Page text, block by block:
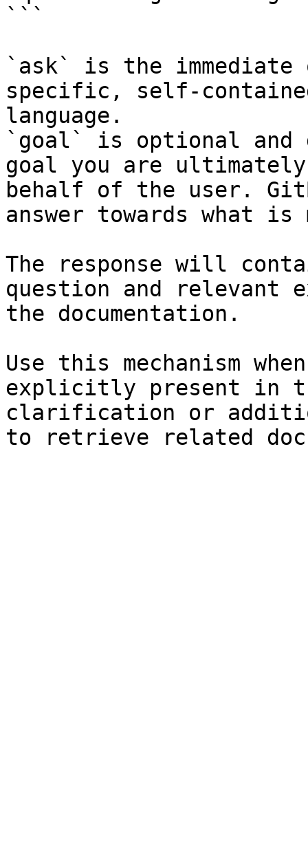
```
`ask` is the
specific, self-
language.
`goal` is optional and
goal you are
behalf of the user.
answer towards what
The response will
question and relevant
the documentation.
Use this mechanism
explicitly present in
clarification or